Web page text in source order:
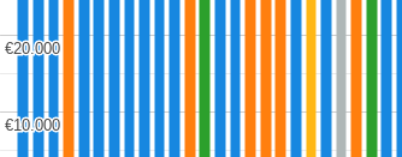
€10.000
€10.000
€20.000
€20.000